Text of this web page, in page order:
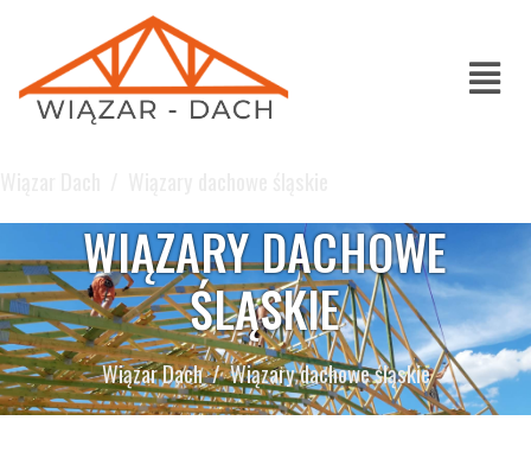
WIĄZARY DACHOWE
ŚLĄSKIE
Wiązar Dach Wiązary dachowe śląskie